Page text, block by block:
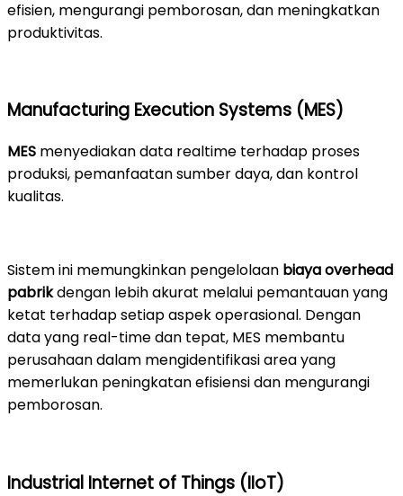
efisien, mengurangi pemborosan, dan meningkatkan
produktivitas.
Manufacturing Execution Systems (MES)
MES menyediakan data realtime terhadap proses
produksi, pemanfaatan sumber daya, dan kontrol
kualitas.
Sistem ini memungkinkan pengelolaan biaya overhead
pabrikdengan lebih akurat melalui pemantauan yang
ketat terhadap setiap aspek operasional. Dengan
data yang real-time dan tepat, MES membantu
perusahaan dalam mengidentifikasi area yang
memerlukan peningkatan efisiensi dan mengurangi
pemborosan.
Industrial Internet of Things (IIoT)